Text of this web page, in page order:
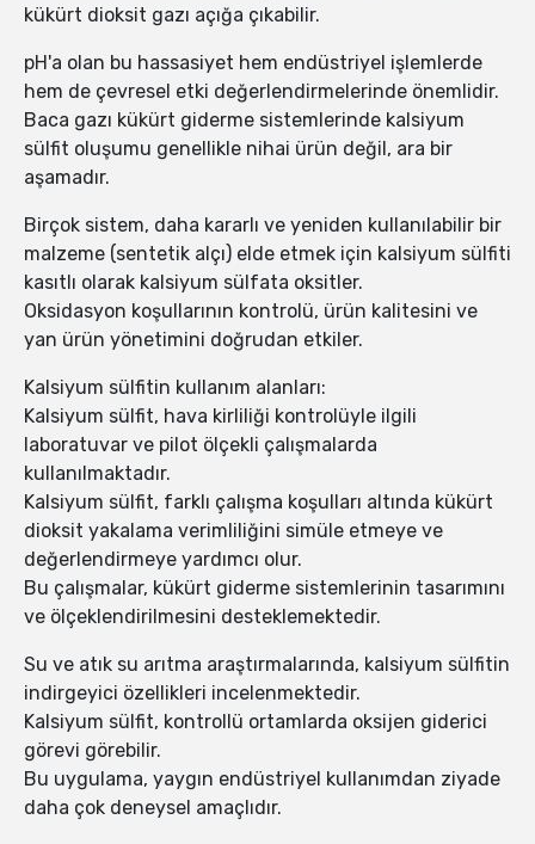
kükürt dioksit gazı açığa çıkabilir.
pH'a olan bu hassasiyet hem endüstriyel işlemlerde
hem de çevresel etki değerlendirmelerinde önemlidir.
Baca gazı kükürt giderme sistemlerinde kalsiyum
sülfit oluşumu genellikle nihai ürün değil, ara bir
aşamadır.
Birçok sistem, daha kararlı ve yeniden kullanılabilir bir
malzeme (sentetik alçı) elde etmek için kalsiyum sülfiti
kasıtlı olarak kalsiyum sülfata oksitler.
Oksidasyon koşullarının kontrolü, ürün kalitesini ve
yan ürün yönetimini doğrudan etkiler.
Kalsiyum sülfitin kullanım alanları:
Kalsiyum sülfit, hava kirliliği kontrolüyle ilgili
laboratuvar ve pilot ölçekli çalışmalarda
kullanılmaktadır.
Kalsiyum sülfit, farklı çalışma koşulları altında kükürt
dioksit yakalama verimliliğini simüle etmeye ve
değerlendirmeye yardımcı olur.
Bu çalışmalar, kükürt giderme sistemlerinin tasarımını
ve ölçeklendirilmesini desteklemektedir.
Su ve atık su arıtma araştırmalarında, kalsiyum sülfitin
indirgeyici özellikleri incelenmektedir.
Kalsiyum sülfit, kontrollü ortamlarda oksijen giderici
görevi görebilir.
Bu uygulama, yaygın endüstriyel kullanımdan ziyade
daha çok deneysel amaçlıdır.